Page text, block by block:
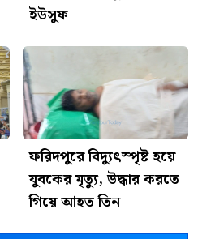
ইউসুফ
ফরিদপুরে বিদ্যুৎস্পৃষ্ট হয়ে
যুবকের মৃত্যু, উদ্ধার করতে
গিয়ে আহত তিন